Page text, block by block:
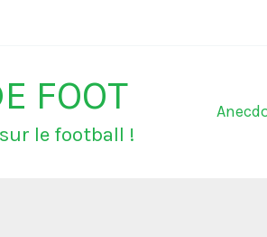
FOOT
le football !